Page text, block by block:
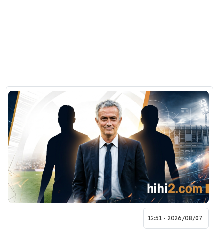
2026/08/07 - 12:51